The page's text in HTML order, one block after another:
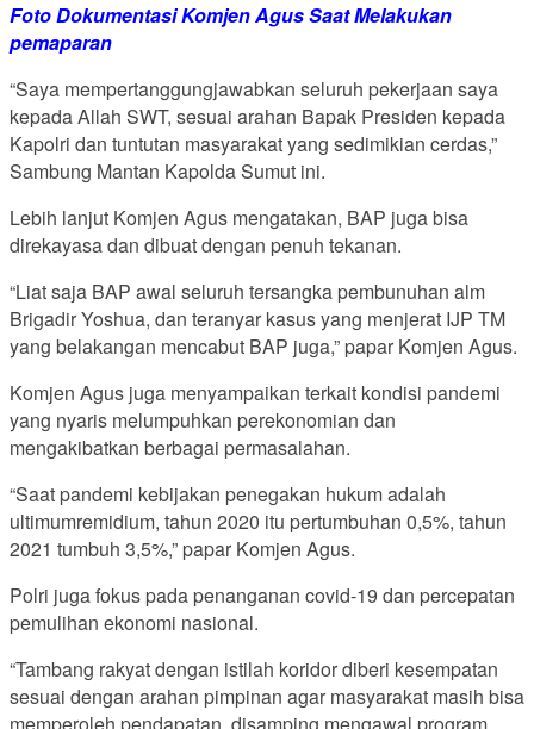
Foto Dokumentasi Komjen Agus Saat Melakukan
pemaparan
“Saya mempertanggungjawabkan seluruh pekerjaan saya
kepada Allah SWT, sesuai arahan Bapak Presiden kepada
Kapolri dan tuntutan masyarakat yang sedimikian cerdas,”
Sambung Mantan Kapolda Sumut ini.
Lebih lanjut Komjen Agus mengatakan, BAP juga bisa
direkayasa dan dibuat dengan penuh tekanan.
“Liat saja BAP awal seluruh tersangka pembunuhan alm
Brigadir Yoshua, dan teranyar kasus yang menjerat IJP TM
yang belakangan mencabut BAP juga,” papar Komjen Agus.
Komjen Agus juga menyampaikan terkait kondisi pandemi
yang nyaris melumpuhkan perekonomian dan
mengakibatkan berbagai permasalahan.
“Saat pandemi kebijakan penegakan hukum adalah
ultimumremidium, tahun 2020 itu pertumbuhan 0,5%, tahun
2021 tumbuh 3,5%,” papar Komjen Agus.
Polri juga fokus pada penanganan covid-19 dan percepatan
pemulihan ekonomi nasional.
“Tambang rakyat dengan istilah koridor diberi kesempatan
sesuai dengan arahan pimpinan agar masyarakat masih bisa